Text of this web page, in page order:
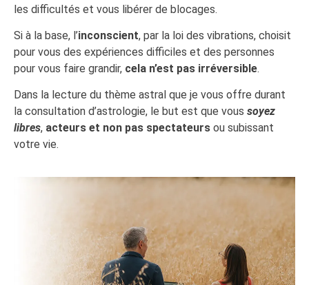
les difficultés et vous libérer de blocages.
Si à la base, l’inconscient, par la loi des vibrations, choisit
pour vous des expériences difficiles et des personnes
pour vous faire grandir, cela n’est pas irréversible.
Dans la lecture du thème astral que je vous offre durant
la consultation d’astrologie, le but est que vous soyez
libres, acteurs et non pas spectateurs ou subissant
votre vie.